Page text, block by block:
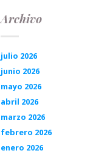
Archivo
julio 2026
junio 2026
mayo 2026
abril 2026
marzo 2026
febrero 2026
enero 2026